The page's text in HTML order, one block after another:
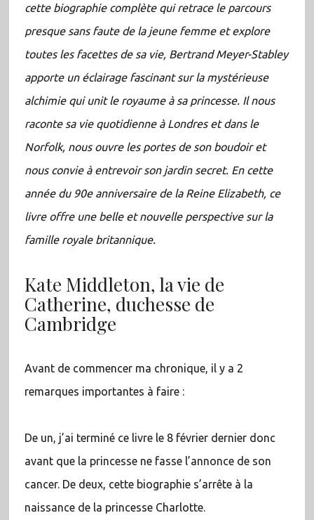
cette biographie complète qui retrace le parcours
presque sans faute de la jeune femme et explore
toutes les facettes de sa vie, Bertrand Meyer-Stabley
apporte un éclairage fascinant sur la mystérieuse
alchimie qui unit le royaume à sa princesse. Il nous
raconte sa vie quotidienne à Londres et dans le
Norfolk, nous ouvre les portes de son boudoir et
nous convie à entrevoir son jardin secret. En cette
année du 90e anniversaire de la Reine Elizabeth, ce
livre offre une belle et nouvelle perspective sur la
famille royale britannique.
Kate Middleton, la vie de
Catherine, duchesse de
Cambridge
Avant de commencer ma chronique, il y a 2
remarques importantes à faire :
De un, j’ai terminé ce livre le 8 février dernier donc
avant que la princesse ne fasse l’annonce de son
cancer. De deux, cette biographie s’arrête à la
naissance de la princesse Charlotte.